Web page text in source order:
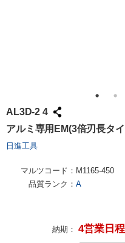
AL3D-2 4
アルミ専用EM(3倍刃長タ
日進工具
マルツコード： M1165-450
品質ランク： A
納期： 4営業日